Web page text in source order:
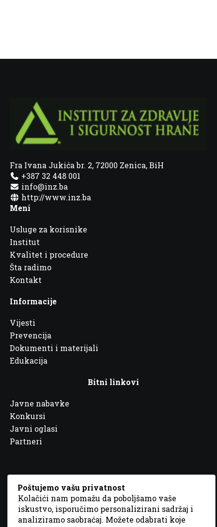
Fra Ivana Jukića br. 2, 72000 Zenica, BiH
+387 32 448 001
info@inz.ba
http://www.inz.ba
Meni
Usluge za korisnike
Institut
Kvalitet i procedure
Šta radimo
Kontakt
Informacije
Vijesti
Prevencija
Dokumenti i materijali
Edukacija
Bitni linkovi
Javne nabavke
Konkursi
Javni oglasi
Partneri
© 2026 Sva prava zadržana. DizajnGordonDM
Poštujemo vašu privatnost
Kolačići nam pomažu da poboljšamo vaše
iskustvo, isporučimo personalizirani sadržaj i
analiziramo saobraćaj. Možete odabrati koje